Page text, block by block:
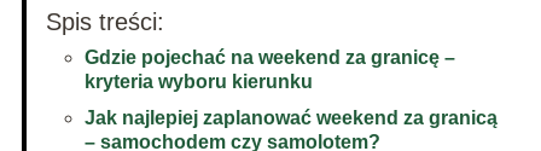
Spis treści:
Gdzie pojechać na weekend za granicę –
kryteria wyboru kierunku
Jak najlepiej zaplanować weekend za granicą
– samochodem czy samolotem?